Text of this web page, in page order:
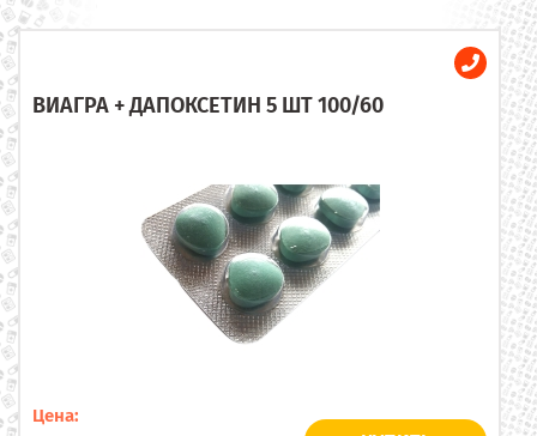
ВИАГРА + ДАПОКСЕТИН 5 ШТ 100/60
Цена: